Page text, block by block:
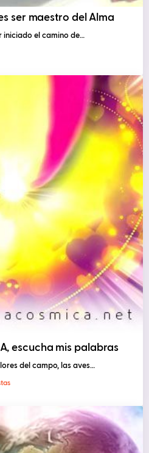
ser maestro del Alma
iniciado el camino de…
escucha mis palabras
del campo, las aves…